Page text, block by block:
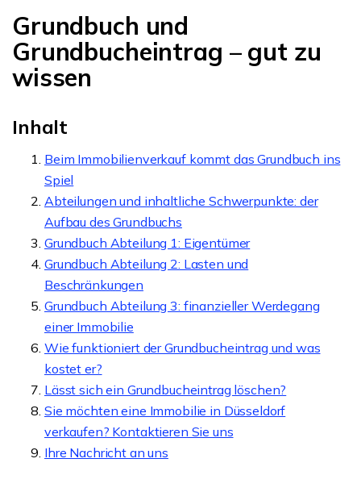
Grundbuch und
Grundbucheintrag – gut zu
wissen
Inhalt
Beim Immobilienverkauf kommt das Grundbuch ins
Spiel
Abteilungen und inhaltliche Schwerpunkte: der
Aufbau des Grundbuchs
Grundbuch Abteilung 1: Eigentümer
Grundbuch Abteilung 2: Lasten und
Beschränkungen
Grundbuch Abteilung 3: finanzieller Werdegang
einer Immobilie
Wie funktioniert der Grundbucheintrag und was
kostet er?
Lässt sich ein Grundbucheintrag löschen?
Sie möchten eine Immobilie in Düsseldorf
verkaufen? Kontaktieren Sie uns
Ihre Nachricht an uns